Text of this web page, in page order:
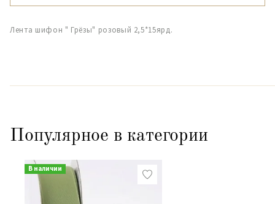
Лента шифон " Грёзы" розовый 2,5*15ярд.
Популярное в категории
В наличии